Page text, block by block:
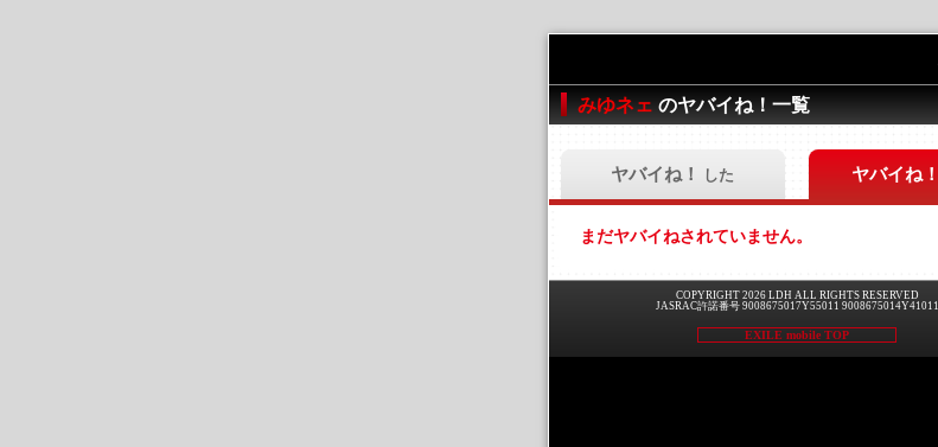
みゆネェ のヤバイね！一覧
ヤバイね！ した ヤバイね！
まだヤバイねされていません。
COPYRIGHT 2026 LDH ALL RIGHTS RESERVED
JASRAC許諾番号 9008675017Y55011 9008675014Y41011
EXILE mobile TOP